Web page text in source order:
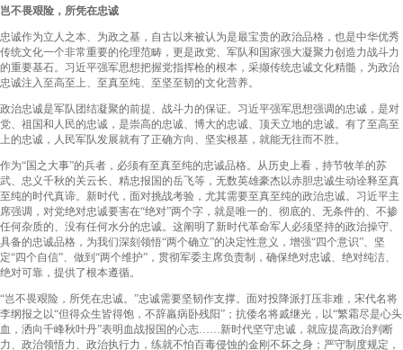
岂不畏艰险，所凭在忠诚
忠诚作为立人之本、为政之基，自古以来被认为是最宝贵的政治品格，也是中华优秀
传统文化一个非常重要的伦理范畴，更是政党、军队和国家强大凝聚力创造力战斗力
的重要基石。习近平强军思想把握党指挥枪的根本，采撷传统忠诚文化精髓，为政治
忠诚注入至高至上、至真至纯、至坚至韧的文化营养。
政治忠诚是军队团结凝聚的前提、战斗力的保证。习近平强军思想强调的忠诚，是对
党、祖国和人民的忠诚，是崇高的忠诚、博大的忠诚、顶天立地的忠诚。有了至高至
上的忠诚，人民军队发展就有了正确方向、坚实根基，就能无往而不胜。
作为“国之大事”的兵者，必须有至真至纯的忠诚品格。从历史上看，持节牧羊的苏
武、忠义千秋的关云长、精忠报国的岳飞等，无数英雄豪杰以赤胆忠诚生动诠释至真
至纯的时代真谛。新时代，面对挑战考验，尤其需要至真至纯的政治忠诚。习近平主
席强调，对党绝对忠诚要害在“绝对”两个字，就是唯一的、彻底的、无条件的、不掺
任何杂质的、没有任何水分的忠诚。这阐明了新时代革命军人必须坚持的政治操守、
具备的忠诚品格，为我们深刻领悟“两个确立”的决定性意义，增强“四个意识”、坚
定“四个自信”、做到“两个维护”，贯彻军委主席负责制，确保绝对忠诚、绝对纯洁、
绝对可靠，提供了根本遵循。
“岂不畏艰险，所凭在忠诚。”忠诚需要坚韧作支撑。面对投降派打压非难，宋代名将
李纲报之以“但得众生皆得饱，不辞羸病卧残阳”；抗倭名将戚继光，以“繁霜尽是心头
血，洒向千峰秋叶丹”表明血战报国的心志……新时代坚守忠诚，就应提高政治判断
力、政治领悟力、政治执行力，练就不怕百毒侵蚀的金刚不坏之身；严守制度规定，